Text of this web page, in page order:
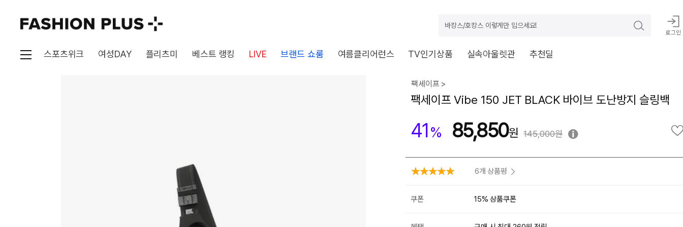
바캉스/호캉스 이렇게만 입으세요!
로그인
스포츠위크 여성DAY 플리츠미 베스트 랭킹 LIVE 브랜드 쇼룸 여름클리어런스 TV인기상품 실속아울렛관 추천딜
팩세이프 >
팩세이프 Vibe 150 JET BLACK 바이브 도난방지 슬링백
41% 85,850 145,000원
6개 상품평
쿠폰 15% 상품쿠폰